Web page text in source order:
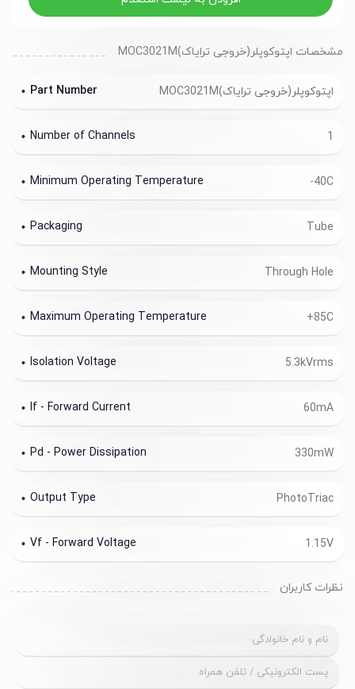
مشخصات اپتوکوپلر(خروجی ترایاک)MOC3021M
اپتوکوپلر(خروجی ترایاک)MOC3021M Part Number
1
Number of Channels
-40C
Minimum Operating Temperature
Tube
Packaging
Through Hole
Mounting Style
+85C
Maximum Operating Temperature
5.3kVrms
Isolation Voltage
60mA
If - Forward Current
330mW
Pd - Power Dissipation
PhotoTriac
Output Type
1.15V
Vf - Forward Voltage
نظرات کاربران